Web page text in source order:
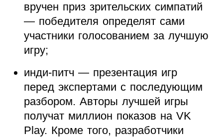
вручен приз зрительских симпатий
— победителя определят сами
участники голосованием за лучшую
игру;
инди-питч — презентация игр
перед экспертами с последующим
разбором. Авторы лучшей игры
получат миллион показов на VK
Play. Кроме того, разработчики